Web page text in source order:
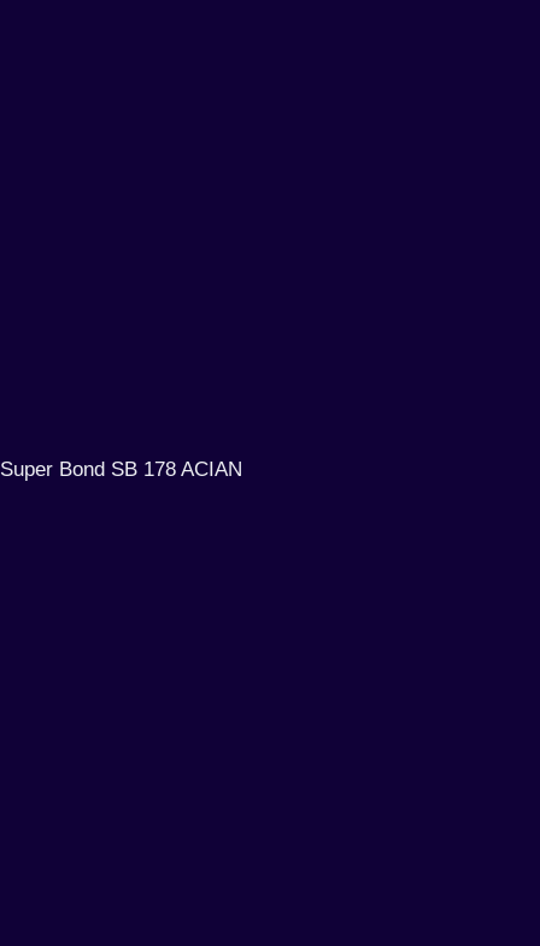
Super Bond SB 178 ACIAN